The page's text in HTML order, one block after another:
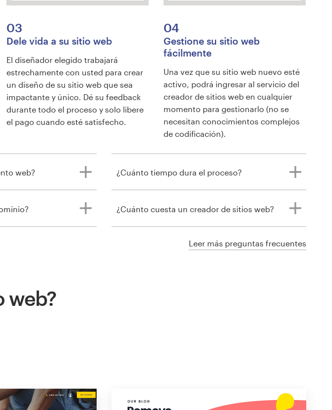
03
Dele vida a su sitio web
El diseñador elegido trabajará
estrechamente con usted para crear
un diseño de su sitio web que sea
impactante y único. Dé su feedback
durante todo el proceso y solo libere
el pago cuando esté satisfecho.
04
Gestione su sitio web
fácilmente
Una vez que su sitio web nuevo esté
activo, podrá ingresar al servicio del
creador de sitios web en cualquier
momento para gestionarlo (no se
necesitan conocimientos complejos
de codificación).
web? ¿Cuánto tiempo dura el proceso?
¿Cuánto cuesta un creador de sitios web?
Leer más preguntas frecuentes
web?